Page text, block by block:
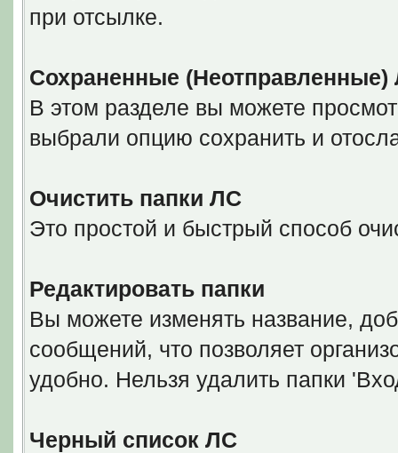
при отсылке.
Сохраненные (Неотправленные)
В этом разделе вы можете
выбрали опцию сохранить и
Очистить папки ЛС
Это простой и быстрый способ
Редактировать папки
Вы можете изменять название,
сообщений, что позволяет
удобно. Нельзя удалить папки
Черный список ЛС